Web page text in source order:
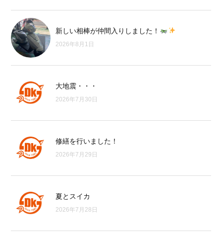
新しい相棒が仲間入りしました！
2026年8月1日
大地震・・・
2026年7月30日
修繕を行いました！
2026年7月29日
夏とスイカ
2026年7月28日